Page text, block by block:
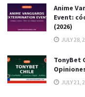
Anime
Event:
(2026)
JULY 28,
TonyBet
JULY 21,